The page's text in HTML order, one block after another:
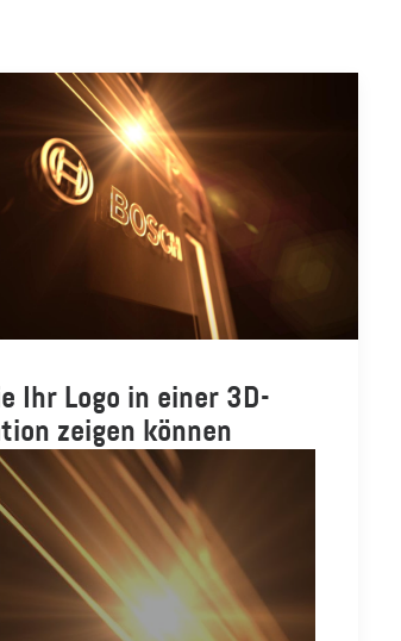
Ihr Logo in einer 3D-
zeigen können